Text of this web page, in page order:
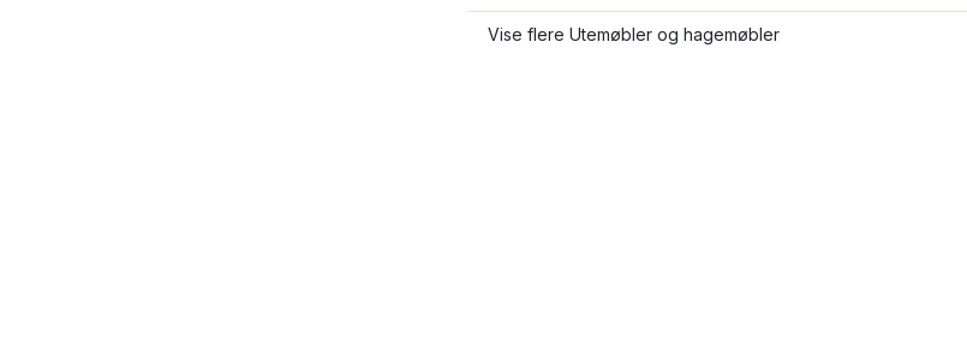
Vise flere Utemøbler og hagemøbler